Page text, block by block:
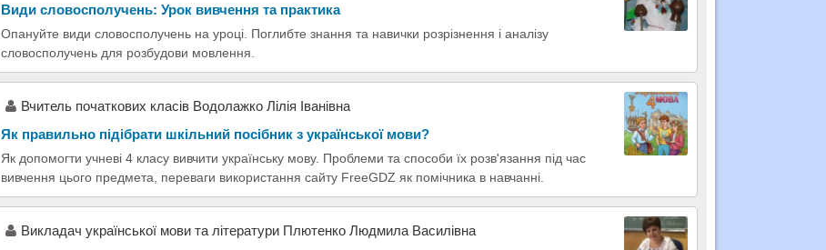
Види словосполучень: Урок вивчення та практика
Опануйте види словосполучень на уроці. Поглибте знання та навички розрізнення і аналізу
словосполучень для розбудови мовлення.
Вчитель початкових класів Водолажко Лілія Іванівна
Як правильно підібрати шкільний посібник з української мови?
Як допомогти учневі 4 класу вивчити українську мову. Проблеми та способи їх розв'язання під час
вивчення цього предмета, переваги використання сайту FreeGDZ як помічника в навчанні.
Викладач української мови та літератури Плютенко Людмила Василівна